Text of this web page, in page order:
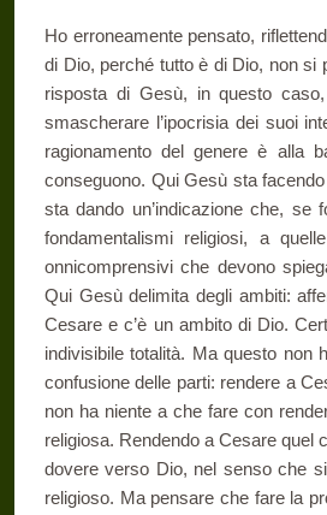
Ho erroneamente pensato,
di Dio, perché tutto è di Dio, non si
risposta di Gesù, in questo
smascherare l’ipocrisia dei suoi
ragionamento del genere è alla
conseguono. Qui Gesù sta
sta dando un’indicazione che, se
fondamentalismi religiosi, a
onnicomprensivi che de­vono
Qui Gesù delimita degli ambiti:
Cesare e c’è un ambito di Dio.
indivisibile totalità. Ma questo non
confusione delle parti: rendere a
non ha niente a che fare con
religiosa. Rendendo a Cesare quel
dovere verso Dio, nel senso che
religioso. Ma pensare che fare la